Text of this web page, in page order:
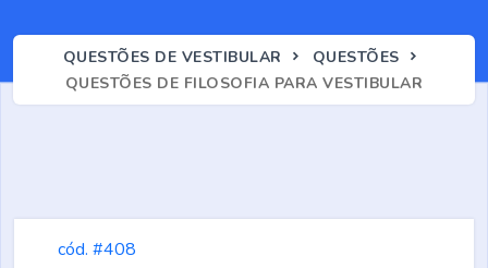
QUESTÕES DE VESTIBULAR
QUESTÕES
QUESTÕES DE FILOSOFIA PARA VESTIBULAR
cód. #408